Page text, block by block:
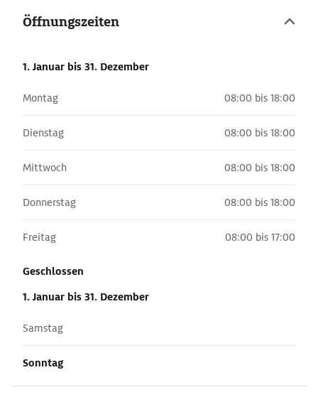
Öffnungszeiten
1. Januar bis 31. Dezember
Montag 08:00 bis 18:00
Dienstag 08:00 bis 18:00
Mittwoch 08:00 bis 18:00
Donnerstag 08:00 bis 18:00
Freitag 08:00 bis 17:00
Geschlossen
1. Januar bis 31. Dezember
Samstag
Sonntag